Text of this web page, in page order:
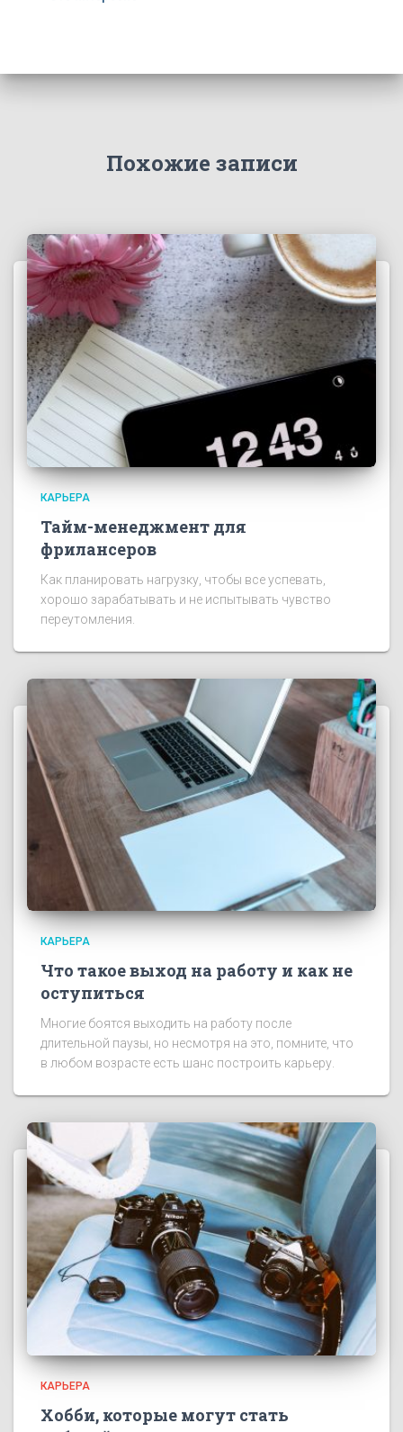
Похожие записи
КАРЬЕРА
Тайм-менеджмент для
фрилансеров
Как планировать нагрузку, чтобы все успевать,
хорошо зарабатывать и не испытывать чувство
переутомления.
КАРЬЕРА
Что такое выход на работу и как не
оступиться
Многие боятся выходить на работу после
длительной паузы, но несмотря на это, помните, что
в любом возрасте есть шанс построить карьеру.
КАРЬЕРА
Хобби, которые могут стать